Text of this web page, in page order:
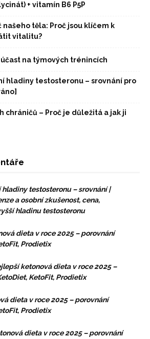
+ vitamín B6 P5P
těla: Proč jsou klíčem k
vitalitu?
na týmových trénincích
hladiny testosteronu – srovnání pro
chráničů – Proč je důležitá a jak ji
testosteronu – srovnání |
a osobní zkušenost, cena,
hladinu testosteronu
dieta v roce 2025 – porovnání
Prodietix
ketonová dieta v roce 2025 –
KetoFit, Prodietix
dieta v roce 2025 – porovnání
Prodietix
dieta v roce 2025 – porovnání